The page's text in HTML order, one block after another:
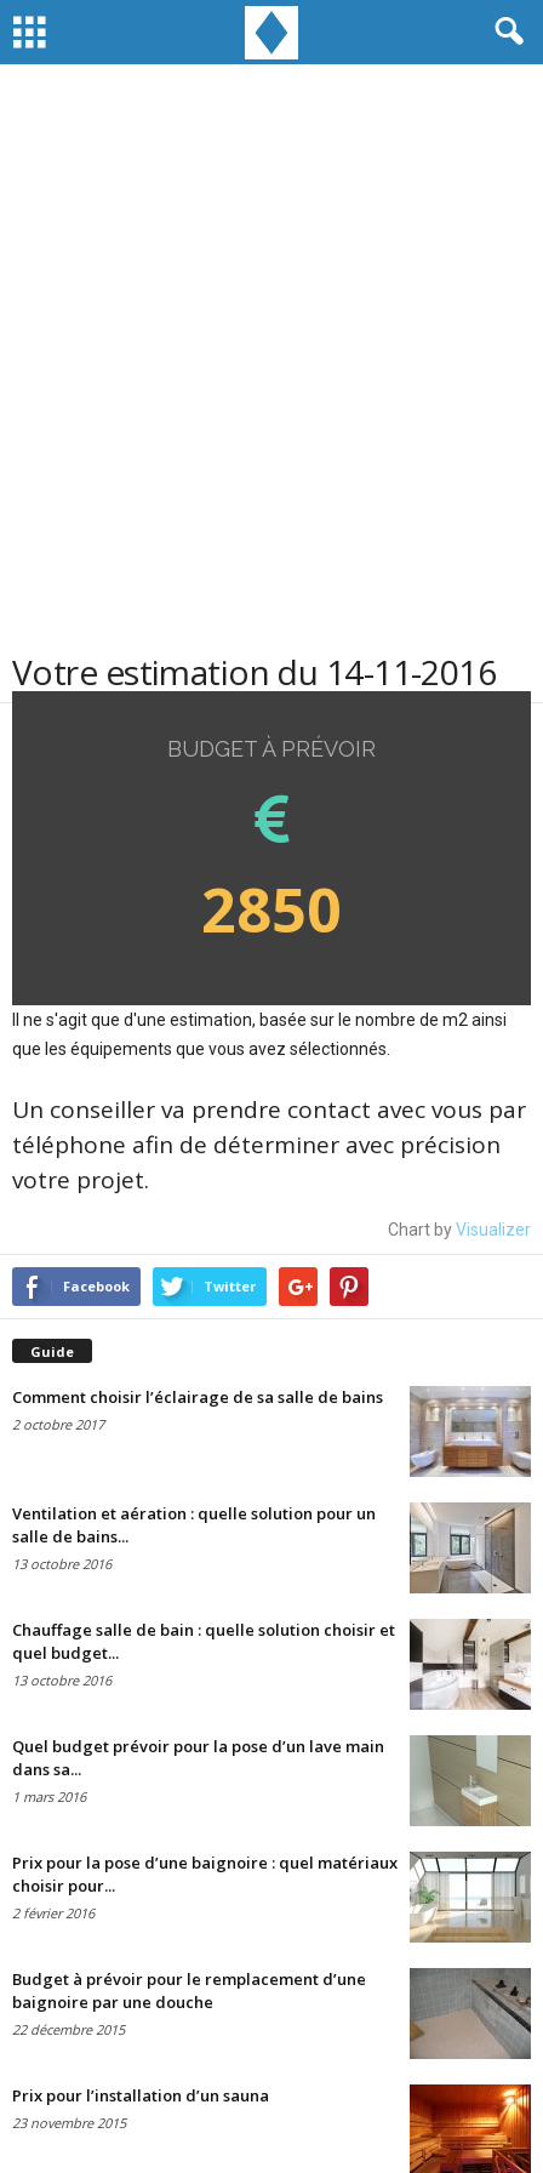
Votre estimation du 14-11-2016
BUDGET À PRÉVOIR
2850
Il ne s'agit que d'une estimation, basée sur le nombre de m2 ainsi
que les équipements que vous avez sélectionnés.
Un conseiller va prendre contact avec vous par
téléphone afin de déterminer avec précision
votre projet.
Chart byVisualizer
Facebook Twitter
Guide
Comment choisir l’éclairage de sa salle de bains
2 octobre 2017
Ventilation et aération : quelle solution pour un
salle de bains...
13 octobre 2016
Chauffage salle de bain : quelle solution choisir et
quel budget...
13 octobre 2016
Quel budget prévoir pour la pose d’un lave main
dans sa...
1 mars 2016
Prix pour la pose d’une baignoire : quel matériaux
choisir pour...
2 février 2016
Budget à prévoir pour le remplacement d’une
baignoire par une douche
22 décembre 2015
Prix pour l’installation d’un sauna
23 novembre 2015